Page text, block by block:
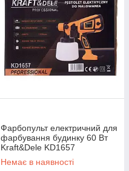
Фарбопульт електричний для
фарбування будинку 60 Вт
Kraft&Dele KD1657
фарбопульти для побілки
Немає в наявності